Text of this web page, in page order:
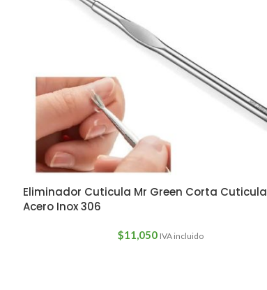
Eliminador Cuticula Mr Green Corta Cuticula
Acero Inox 306
$11,050 IVA incluido